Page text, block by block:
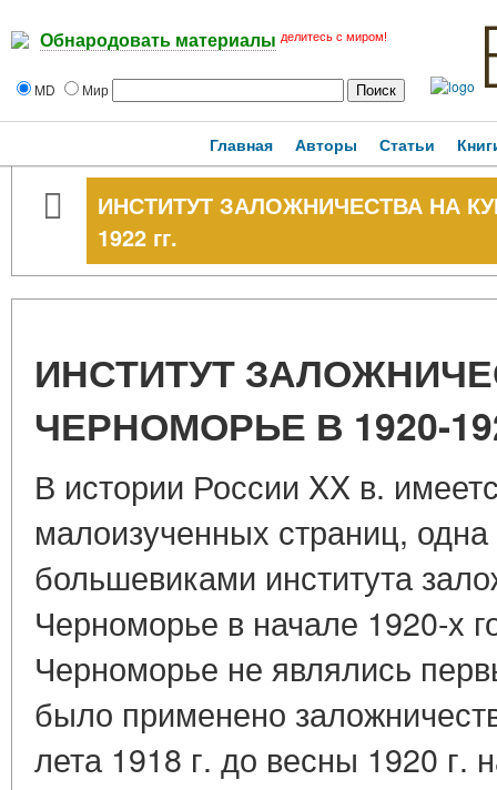
Обнародовать материалы делитесь с миром!
MD Мир
Главная Авторы Статьи
ИНСТИТУТ ЗАЛОЖНИЧЕСТВА НА
1922 гг.
ИНСТИТУТ
ЧЕРНОМОРЬЕ В 1920-
В истории России XX в.
малоизученных страниц,
большевиками института
Черноморье в начале 1920-х
Черноморье не являлись
было применено
лета 1918 г. до весны 1920 г.